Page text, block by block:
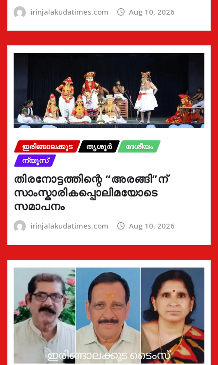
irinjalakudatimes.com Aug 10, 2026
ഇരിങ്ങാലക്കുട തൃശൂർ
ദേശീയം
ന്യൂസ്
തിരനോട്ടത്തിന്റെ “അരങ്ങി”ന്
സാംസ്കാരികപ്പൊലിമയോടെ
സമാപനം
irinjalakudatimes.com Aug 10, 2026